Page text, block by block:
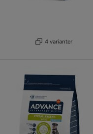
4 varianter